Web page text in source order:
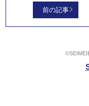
前の記事
©SEIMEI